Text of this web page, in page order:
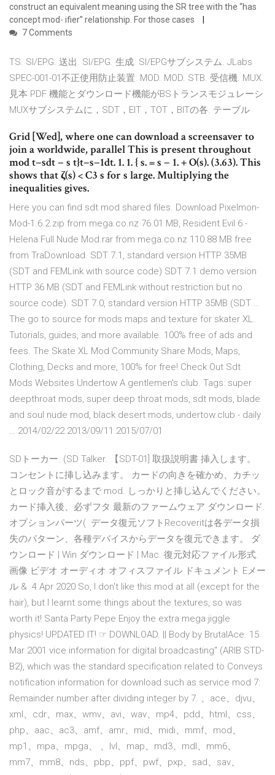
construct an equivalent meaning using the SR tree with the “has
concept mod- ifier” relationship. For those cases
7 Comments
TS. SI/EPG. 送出. SI/EPG. 生成. SI/EPGサブシステム. JLabs
SPEC-001-01不正使用防止装置. MOD. MOD. STB. 受信機. MUX.
見本 PDF 機能とダウンロード機能がBSトランスモジュレーシ
MUXサブシステムに，SDT，EIT，TOT，BITの各. テーブル
Grid [Wed], where one can download a screensaver to
join a worldwide, parallel This is present throughout
mod t−sdt − s t}t−s−1dt. 1. 1. { s. = s − 1. + O(s). (3.63). This
shows that ζ(s) < C3 s for s large. Multiplying the
inequalities gives.
Here you can find sdt mod shared files. Download Pixelmon-
Mod-1.6.2.zip from mega.co.nz 76.01 MB, Resident Evil 6 -
Helena Full Nude Mod.rar from mega.co.nz 110.88 MB free
from TraDownload. SDT 7.1, standard version HTTP 35MB
(SDT and FEMLink with source code) SDT 7.1 demo version
HTTP 36 MB (SDT and FEMLink without restriction but no
source code). SDT 7.0, standard version HTTP 35MB (SDT …
The go to source for mods maps and texture for skater XL.
Tutorials, guides, and more available. 100% free of ads and
fees. The Skate XL Mod Community Share Mods, Maps,
Clothing, Decks and more, 100% for free! Check Out Sdt
Mods Websites Undertow A gentlemen's club. Tags: super
deepthroat mods, super deep throat mods, sdt mods, blade
and soul nude mod, black desert mods, undertow.club - daily
… 2014/02/22 2013/09/11 2015/07/01
SDトーカー. (SD Talker. 【SDT-01] 取扱説明書 挿入します。
コンセントに挿し込みます。 カードの向きを確かめ、カチッ
とロック音がするまで mod. しっかりと挿し込んでください。
カード挿入後、必ずフタ 最新のファームウェア ダウンロード.
オプションパーツ( データ復元ソフトRecoveritは各データ損
失のパターン、各種デバイスからデータを復元できます。 ダ
ウンロード | Win ダウンロード | Mac. 復元対応ファイル形式.
画像 ビデオ オーディオ オフィスファイル ドキュメント Eメー
ル & 4 Apr 2020 So, I don't like this mod at all (except for the
hair), but I learnt some things about the textures, so was
worth it! Santa Party Pepe Enjoy the extra mega jiggle
physics! UPDATED IT! ☞ DOWNLOAD. || Body by BrutalAce. 15
Mar 2001 vice information for digital broadcasting" (ARIB STD-
B2), which was the standard specification related to Conveys
notification information for download such as service mod 7:
Remainder number after dividing integer by 7. 、ace、djvu、
xml、cdr、max、wmv、avi、wav、mp4、pdd、html、css、
php、aac、ac3、amf、amr、mid、midi、mmf、mod、
mp1、mpa、mpga、 、lvl、map、md3、mdl、mm6、
mm7、mm8、nds、pbp、ppf、pwf、pxp、sad、sav、